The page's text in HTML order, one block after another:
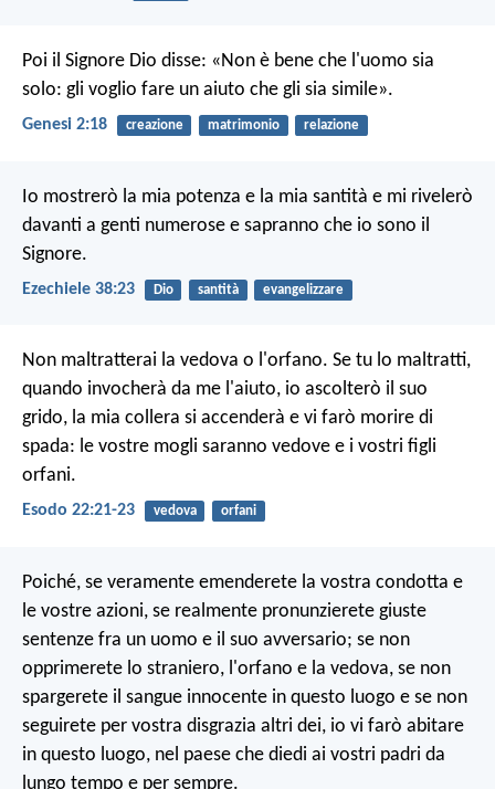
Poi il Signore Dio disse: «Non è bene che l'uomo sia
solo: gli voglio fare un aiuto che gli sia simile».
Genesi 2:18 creazione matrimonio relazione
Io mostrerò la mia potenza e la mia santità e mi rivelerò
davanti a genti numerose e sapranno che io sono il
Signore.
Ezechiele 38:23 Dio santità evangelizzare
Non maltratterai la vedova o l'orfano. Se tu lo maltratti,
quando invocherà da me l'aiuto, io ascolterò il suo
grido, la mia collera si accenderà e vi farò morire di
spada: le vostre mogli saranno vedove e i vostri figli
orfani.
Esodo 22:21-23 vedova orfani
Poiché, se veramente emenderete la vostra condotta e
le vostre azioni, se realmente pronunzierete giuste
sentenze fra un uomo e il suo avversario; se non
opprimerete lo straniero, l'orfano e la vedova, se non
spargerete il sangue innocente in questo luogo e se non
seguirete per vostra disgrazia altri dei, io vi farò abitare
in questo luogo, nel paese che diedi ai vostri padri da
lungo tempo e per sempre.